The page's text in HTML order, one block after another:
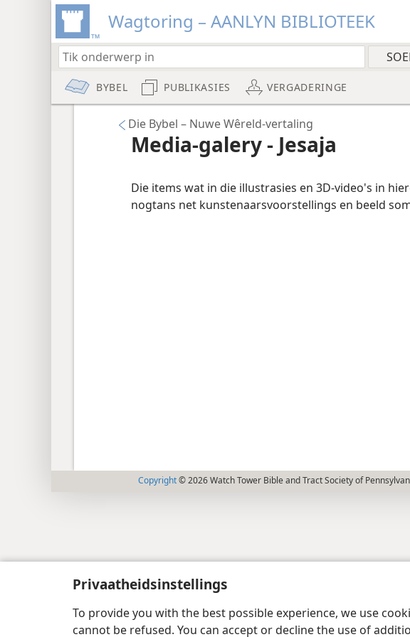
Privaatheidsinstellings
To provide you with the best possible experience, we use
cannot be refused. You can accept or decline the use of
Wagtoring – AANLYN BIBLIOTEEK
BYBEL PUBLIKASIES VERGADERINGE
Die Bybel – Nuwe Wêreld-vertaling
Media-galery - Jesaja
Die items wat in die illustrasies en 3D-video's in
nogtans net kunstenaarsvoorstellings en beeld
Copyright© 2026 Watch Tower Bible and Tract Society of